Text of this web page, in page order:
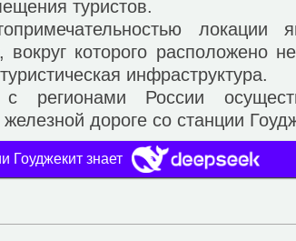
туристов.
локации
которого расположено
инфраструктура.
России
дороге со станции
Гоуджекит знает